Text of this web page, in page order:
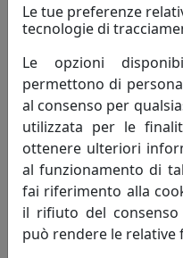
acquisendo il
nel 2007, anno in
con l’arte
alcuni artisti e
come per
calendari
pubblicitari per la
artistico
design (A.C
Attualmente vive
conduce l’attività di
Le tue preferenze
tecnologie di
Le opzioni
permettono di
al consenso per
utilizzata per le
ottenere ulteriori
al funzionamento di
fai riferimento alla
il rifiuto del
può rendere le